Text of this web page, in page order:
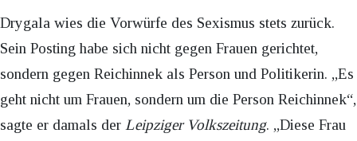
Drygala wies die Vorwürfe des Sexismus stets zurück.
Sein Posting habe sich nicht gegen Frauen gerichtet,
sondern gegen Reichinnek als Person und Politikerin. „Es
geht nicht um Frauen, sondern um die Person Reichinnek“,
sagte er damals der Leipziger Volkszeitung. „Diese Frau